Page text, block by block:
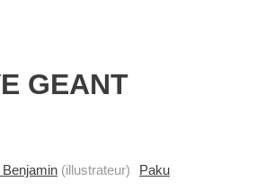
GEANT
(illustrateur)
Paku